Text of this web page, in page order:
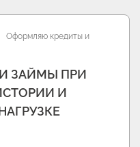
Оформляю кредиты и
ЗАЙМЫ ПРИ
И